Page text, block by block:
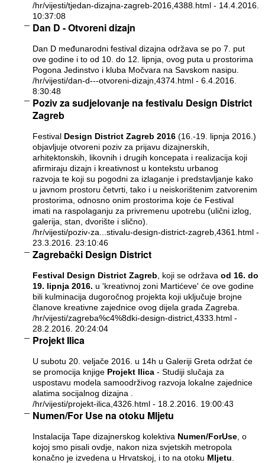
/hr/vijesti/tjedan-dizajna-zagreb-2016,4388.html- 14.4.2016.
10:37:08
Dan D - Otvoreni dizajn
Dan D međunarodni festival dizajna održava se po 7. put
ove godine i to od 10. do 12. lipnja, ovog puta u prostorima
Pogona Jedinstvo i kluba Močvara na Savskom nasipu.
/hr/vijesti/dan-d---otvoreni-dizajn,4374.html- 6.4.2016.
8:30:48
Poziv za sudjelovanje na festivalu Design District
Zagreb
Festival Design District Zagreb 2016(16.-19. lipnja 2016.)
objavljuje otvoreni poziv za prijavu dizajnerskih,
arhitektonskih, likovnih i drugih koncepata i realizacija koji
afirmiraju dizajn i kreativnost u kontekstu urbanog
razvoja te koji su pogodni za izlaganje i predstavljanje kako
u javnom prostoru četvrti, tako i u neiskorištenim zatvorenim
prostorima, odnosno onim prostorima koje će Festival
imati na raspolaganju za privremenu upotrebu (ulični izlog,
galerija, stan, dvorište i slično).
/hr/vijesti/poziv-za...stivalu-design-district-zagreb,4361.html-
23.3.2016. 23:10:46
Zagrebački Design District
Festival Design District Zagreb , koji se održava od 16. do
19. lipnja 2016. u 'kreativnoj zoni Martićeve' će ove godine
bili kulminacija dugoročnog projekta koji uključuje brojne
članove kreativne zajednice ovog dijela grada Zagreba.
/hr/vijesti/zagreba%c4%8dki-design-district,4333.html-
28.2.2016. 20:24:04
Projekt Ilica
U subotu 20. veljače 2016. u 14h u Galeriji Greta održat će
se promocija knjige Projekt Ilica- Studiji slučaja za
uspostavu modela samoodrživog razvoja lokalne zajednice
alatima socijalnog dizajna .
/hr/vijesti/projekt-ilica,4326.html- 18.2.2016. 19:00:43
Numen/For Use na otoku Mljetu
Instalacija Tape dizajnerskog kolektiva Numen/ForUse, o
kojoj smo pisali ovdje, nakon niza svjetskih metropola
konačno je izvedena u Hrvatskoj, i to na otoku Mljetu